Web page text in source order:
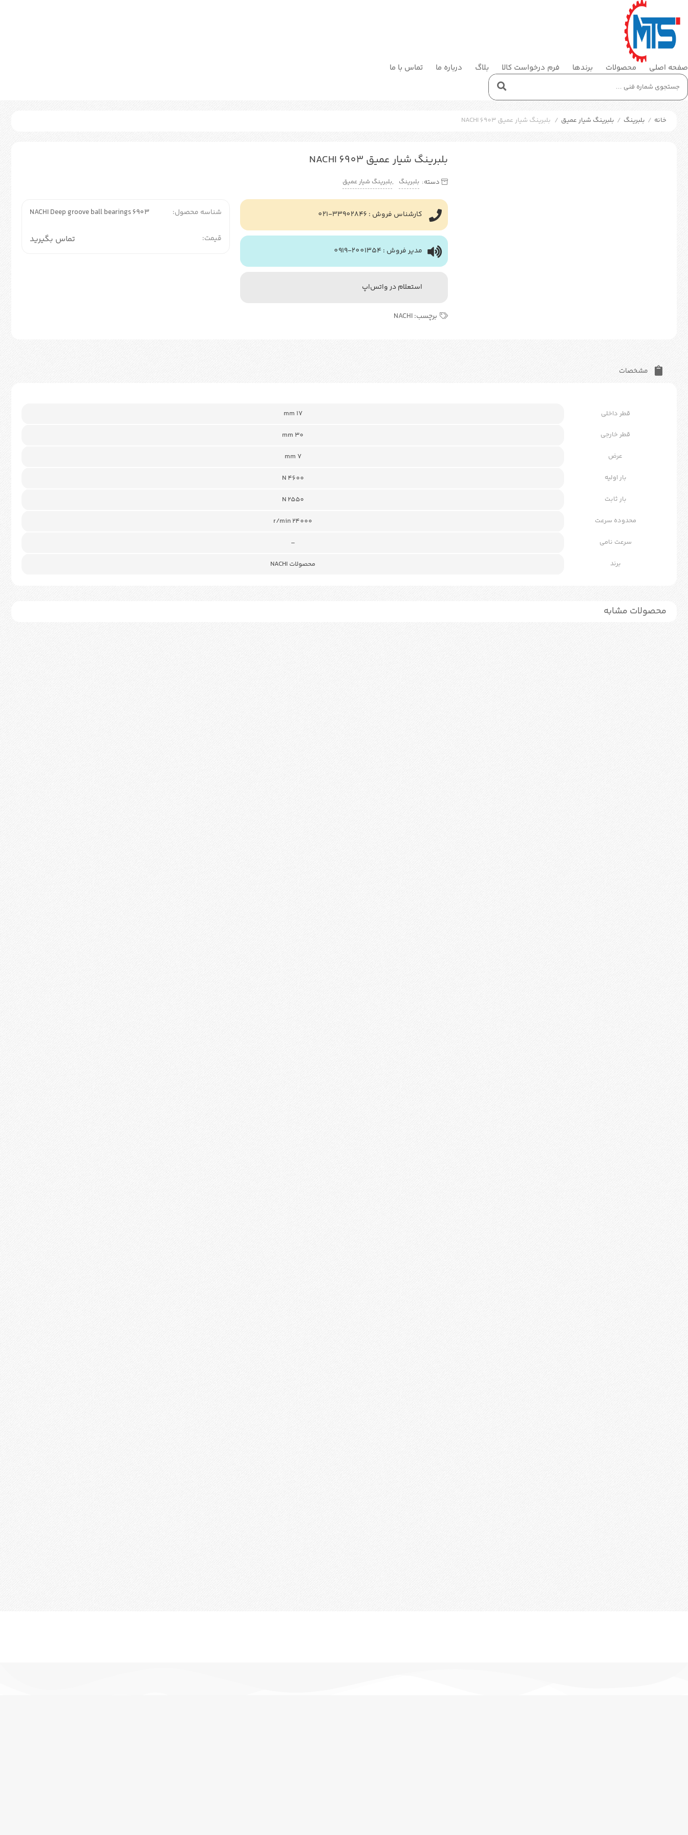
صفحه اصلی محصولات برندها فرم درخواست کالا بلاگ درباره ما تماس با ما
خانه / بلبرینگ / بلبرینگ شیار عمیق / بلبرینگ شیار عمیق NACHI 6903
بلبرینگ شیار عمیق NACHI 6903
دسته: بلبرینگ ,بلبرینگ شیار عمیق
کارشناس فروش : 33902846-021
مدیر فروش : 2001354-0919
استعلام در واتس‌اپ
برچسب:NACHI
شناسه محصول: NACHI Deep groove ball bearings 6903
قیمت: تماس بگیرید
مشخصات
قطر داخلی mm 17
قطر خارجی mm 30
عرض 7 mm
بار اولیه N 4600
بار ثابت N 2550
محدوده سرعت 24000 r/min
سرعت نامی –
برند محصولات NACHI
محصولات مشابه